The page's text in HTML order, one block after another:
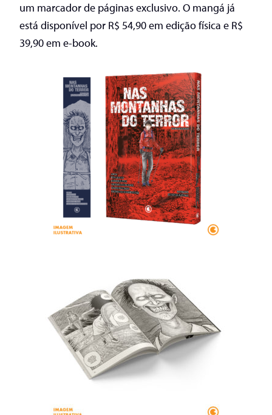
um marcador de páginas exclusivo. O mangá já
está disponível por R$ 54,90 em edição física e R$
39,90 em e-book.